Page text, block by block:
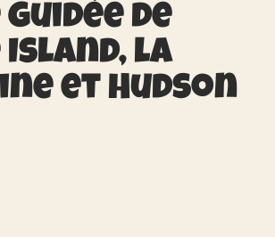
de
la
et Hudson